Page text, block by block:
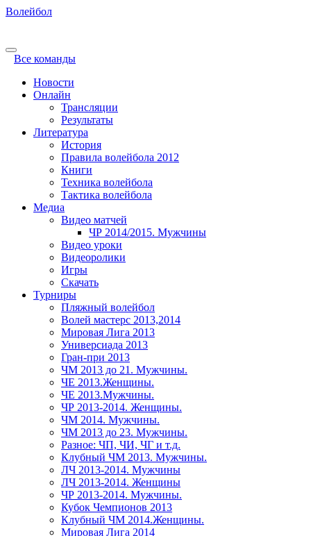
Волейбол
Все команды
Новости
Онлайн
Трансляции
Результаты
Литература
История
Правила волейбола 2012
Книги
Техника волейбола
Тактика волейбола
Медиа
Видео матчей
ЧР 2014/2015. Мужчины
Видео уроки
Видеоролики
Игры
Скачать
Турниры
Пляжный волейбол
Волей мастерс 2013,2014
Мировая Лига 2013
Универсиада 2013
Гран-при 2013
ЧМ 2013 до 21. Мужчины.
ЧЕ 2013.Женщины.
ЧЕ 2013.Мужчины.
ЧР 2013-2014. Женщины.
ЧМ 2014. Мужчины.
ЧМ 2013 до 23. Мужчины.
Разное: ЧП, ЧИ, ЧГ и т.д.
Клубный ЧМ 2013. Мужчины.
ЛЧ 2013-2014. Мужчины
ЛЧ 2013-2014. Женщины
ЧР 2013-2014. Мужчины.
Кубок Чемпионов 2013
Клубный ЧМ 2014.Женщины.
Мировая Лига 2014